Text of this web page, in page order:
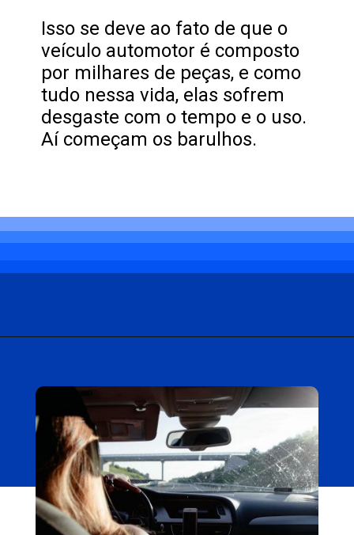
Isso se deve ao fato de que o
veículo automotor é composto
por milhares de peças, e como
tudo nessa vida, elas sofrem
desgaste com o tempo e o uso.
Aí começam os barulhos.